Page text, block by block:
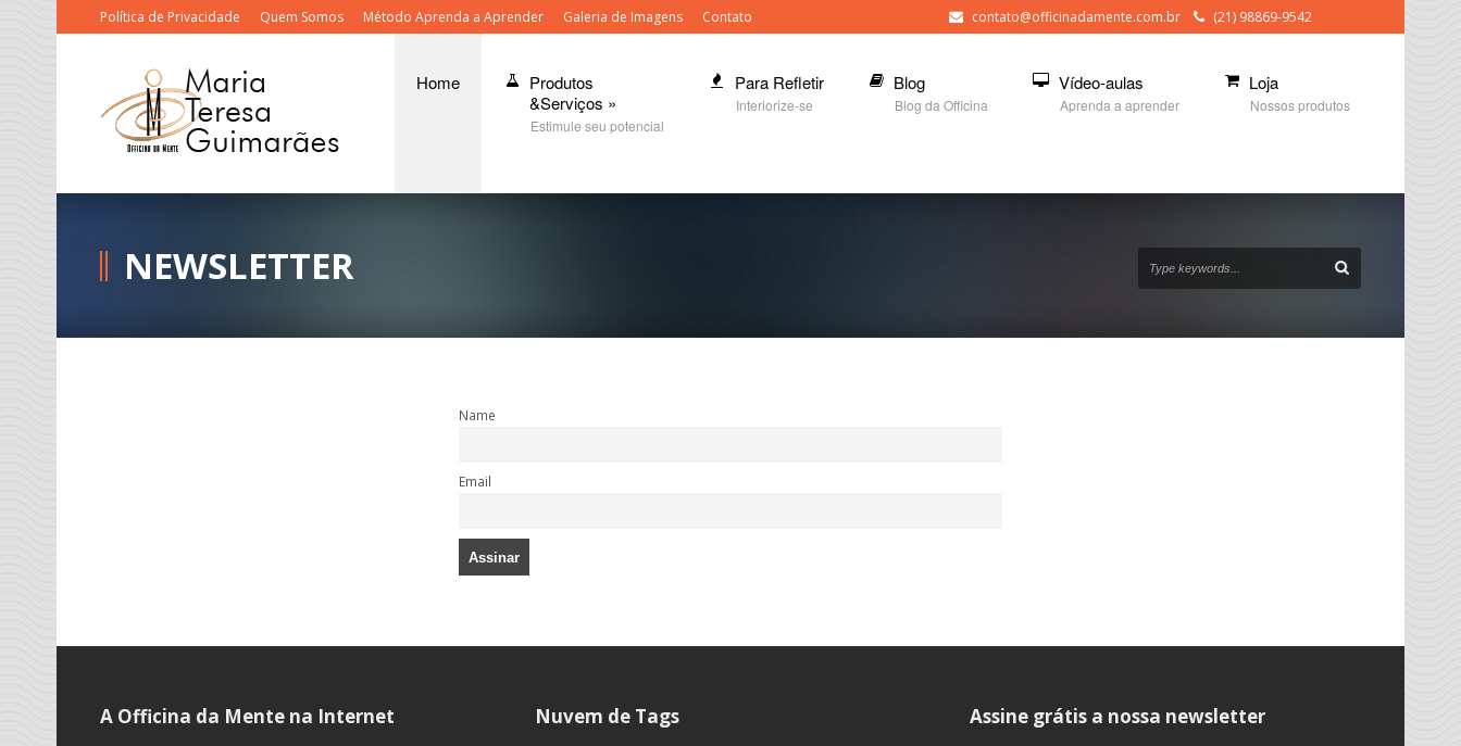
Política de Privacidade Quem Somos Método Aprenda a Aprender Galeria de Imagens Contato contato@officinadamente.com.br (21) 98869-9542
Home
Produtos
&Serviços »
Estimule seu potencial
Para Refletir
Interiorize-se
Blog
Blog da Officina
Vídeo-aulas
Aprenda a aprender
Loja
Nossos produtos
NEWSLETTER
Name
Email
A Officina da Mente na Internet Nuvem de Tags Assine grátis a nossa newsletter